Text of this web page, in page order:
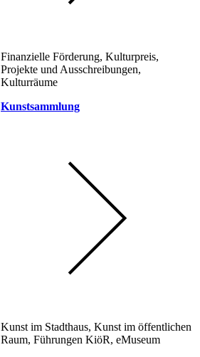
Finanzielle Förderung, Kulturpreis,
Projekte und Ausschreibungen,
Kulturräume
Kunstsammlung
Kunst im Stadthaus, Kunst im öffentlichen
Raum, Führungen KiöR, eMuseum